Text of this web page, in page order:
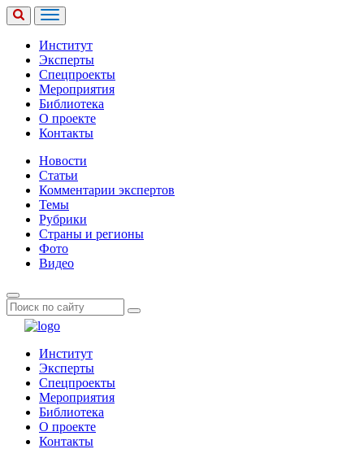
Институт
Эксперты
Спецпроекты
Мероприятия
Библиотека
О проекте
Контакты
Новости
Статьи
Комментарии экспертов
Темы
Рубрики
Страны и регионы
Фото
Видео
Институт
Эксперты
Спецпроекты
Мероприятия
Библиотека
О проекте
Контакты